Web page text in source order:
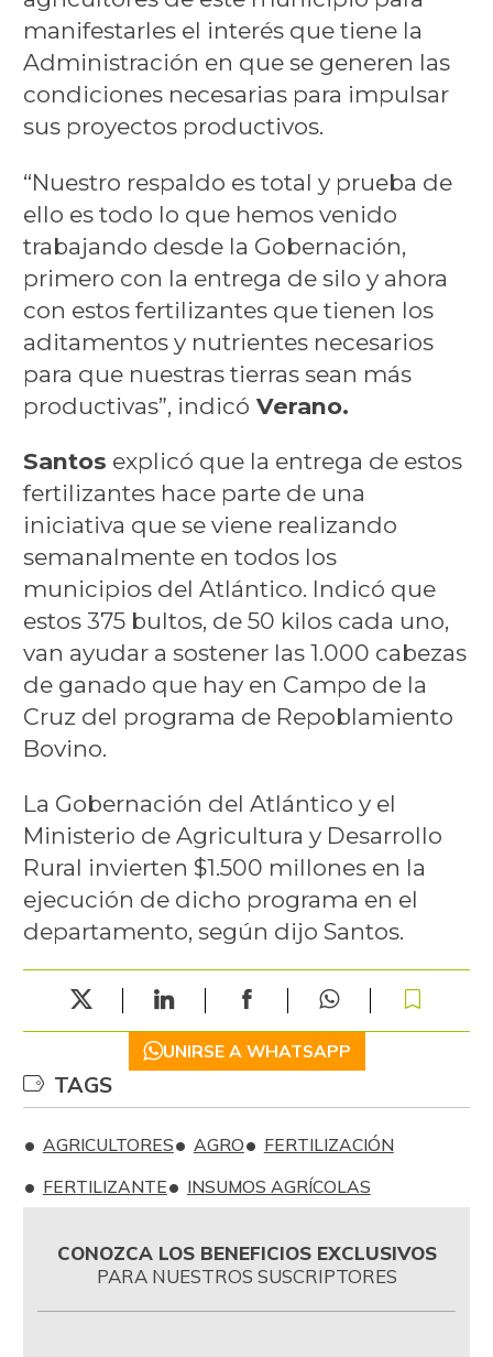
manifestarles el interés que tiene la
Administración en que se generen las
condiciones necesarias para impulsar
sus proyectos productivos.
“Nuestro respaldo es total y prueba de
ello es todo lo que hemos venido
trabajando desde la Gobernación,
primero con la entrega de silo y ahora
con estos fertilizantes que tienen los
aditamentos y nutrientes necesarios
para que nuestras tierras sean más
productivas”, indicó Verano.
Santos explicó que la entrega de estos
fertilizantes hace parte de una
iniciativa que se viene realizando
semanalmente en todos los
municipios del Atlántico. Indicó que
estos 375 bultos, de 50 kilos cada uno,
van ayudar a sostener las 1.000 cabezas
de ganado que hay en Campo de la
Cruz del programa de Repoblamiento
Bovino.
La Gobernación del Atlántico y el
Ministerio de Agricultura y Desarrollo
Rural invierten $1.500 millones en la
ejecución de dicho programa en el
departamento, según dijo Santos.
UNIRSE A WHATSAPP
TAGS
AGRICULTORES AGRO
FERTILIZACIÓN
FERTILIZANTE
INSUMOS AGRÍCOLAS
CONOZCA LOS BENEFICIOS EXCLUSIVOS
PARA NUESTROS SUSCRIPTORES